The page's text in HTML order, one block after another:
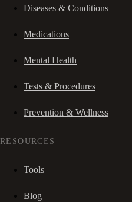
Diseases & Conditions
Medications
Mental Health
Tests & Procedures
Prevention & Wellness
RESOURCES
Tools
Blog